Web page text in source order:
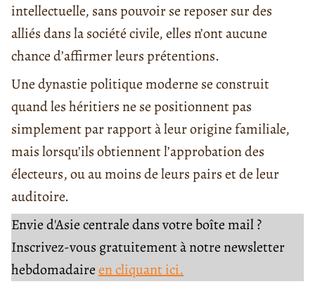
intellectuelle, sans pouvoir se reposer sur des
alliés dans la société civile, elles n’ont aucune
chance d’affirmer leurs prétentions.
Une dynastie politique moderne se construit
quand les héritiers ne se positionnent pas
simplement par rapport à leur origine familiale,
mais lorsqu’ils obtiennent l’approbation des
électeurs, ou au moins de leurs pairs et de leur
auditoire.
Envie d'Asie centrale dans votre boîte mail ?
Inscrivez-vous gratuitement à notre newsletter
hebdomadaireen cliquant ici.